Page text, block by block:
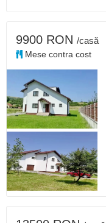
9900 RON /casă
Mese contra cost